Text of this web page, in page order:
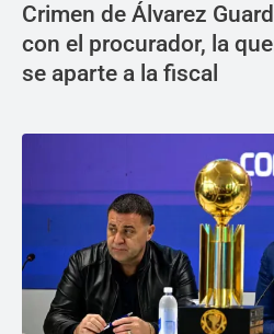
Crimen de Álvarez
con el procurador, la
se aparte a la fiscal